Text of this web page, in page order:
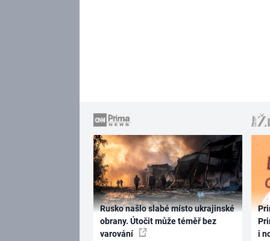
Rusko našlo slabé místo ukrajinské
obrany. Útočit může téměř bez
varování
i